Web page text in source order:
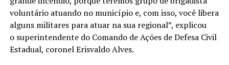
voluntário atuando no município e, com isso, você libera
alguns militares para atuar na sua regional”, explicou
o superintendente do Comando de Ações de Defesa Civil
Estadual, coronel Erisvaldo Alves.